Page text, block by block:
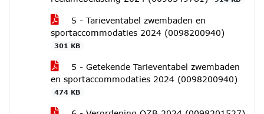
5 - Tarieventabel zwembaden en
sportaccommodaties 2024 (0098200940)
301 KB
5 - Getekende Tarieventabel zwembaden
en sportaccommodaties 2024 (0098200940)
474 KB